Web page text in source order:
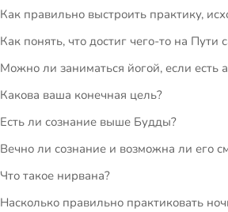
Как правильно выстроить практику,
Как понять, что достиг чего-то на Пути
Можно ли заниматься йогой, если есть
Какова ваша конечная цель?
Есть ли сознание выше Будды?
Вечно ли сознание и возможна ли его
Что такое нирвана?
Насколько правильно практиковать